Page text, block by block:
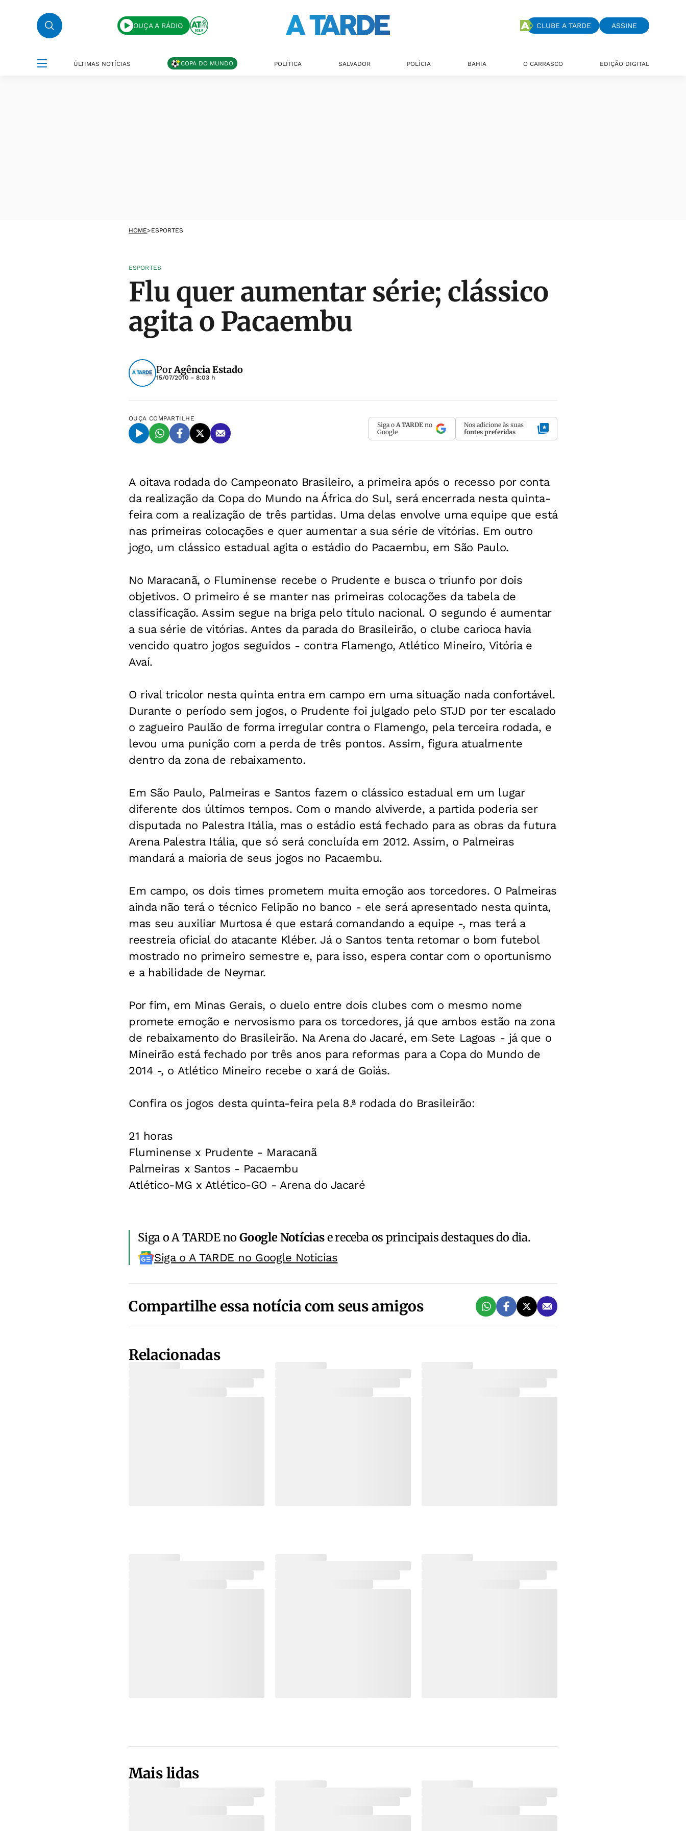
OUÇA A RÁDIO CLUBE A TARDE ASSINE
ÚLTIMAS NOTÍCIAS COPA DO MUNDO POLÍTICA SALVADOR POLÍCIA BAHIA O CARRASCO EDIÇÃO DIGITAL
HOME>ESPORTES
ESPORTES
Flu quer aumentar série; clássico
agita o Pacaembu
PorAgência Estado
15/07/2010 - 8:03 h
OUÇA COMPARTILHE
Siga o A TARDE no
Google
Nos adicione às suas
fontes preferidas
A oitava rodada do Campeonato Brasileiro, a primeira após o recesso por conta
da realização da Copa do Mundo na África do Sul, será encerrada nesta quinta-
feira com a realização de três partidas. Uma delas envolve uma equipe que está
nas primeiras colocações e quer aumentar a sua série de vitórias. Em outro
jogo, um clássico estadual agita o estádio do Pacaembu, em São Paulo.
No Maracanã, o Fluminense recebe o Prudente e busca o triunfo por dois
objetivos. O primeiro é se manter nas primeiras colocações da tabela de
classificação. Assim segue na briga pelo título nacional. O segundo é aumentar
a sua série de vitórias. Antes da parada do Brasileirão, o clube carioca havia
vencido quatro jogos seguidos - contra Flamengo, Atlético Mineiro, Vitória e
Avaí.
O rival tricolor nesta quinta entra em campo em uma situação nada confortável.
Durante o período sem jogos, o Prudente foi julgado pelo STJD por ter escalado
o zagueiro Paulão de forma irregular contra o Flamengo, pela terceira rodada, e
levou uma punição com a perda de três pontos. Assim, figura atualmente
dentro da zona de rebaixamento.
Em São Paulo, Palmeiras e Santos fazem o clássico estadual em um lugar
diferente dos últimos tempos. Com o mando alviverde, a partida poderia ser
disputada no Palestra Itália, mas o estádio está fechado para as obras da futura
Arena Palestra Itália, que só será concluída em 2012. Assim, o Palmeiras
mandará a maioria de seus jogos no Pacaembu.
Em campo, os dois times prometem muita emoção aos torcedores. O Palmeiras
ainda não terá o técnico Felipão no banco - ele será apresentado nesta quinta,
mas seu auxiliar Murtosa é que estará comandando a equipe -, mas terá a
reestreia oficial do atacante Kléber. Já o Santos tenta retomar o bom futebol
mostrado no primeiro semestre e, para isso, espera contar com o oportunismo
e a habilidade de Neymar.
Por fim, em Minas Gerais, o duelo entre dois clubes com o mesmo nome
promete emoção e nervosismo para os torcedores, já que ambos estão na zona
de rebaixamento do Brasileirão. Na Arena do Jacaré, em Sete Lagoas - já que o
Mineirão está fechado por três anos para reformas para a Copa do Mundo de
2014 -, o Atlético Mineiro recebe o xará de Goiás.
Confira os jogos desta quinta-feira pela 8.ª rodada do Brasileirão:
21 horas
Fluminense x Prudente - Maracanã
Palmeiras x Santos - Pacaembu
Atlético-MG x Atlético-GO - Arena do Jacaré
Siga o A TARDE noGoogle Notíciase receba os principais destaques do dia.
Siga o A TARDE no Google Noticias
Compartilhe essa notícia com seus amigos
Relacionadas
Mais lidas